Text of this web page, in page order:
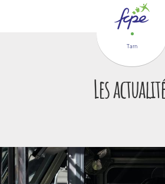
Tarn
Les
Panneau de gestion des cookies